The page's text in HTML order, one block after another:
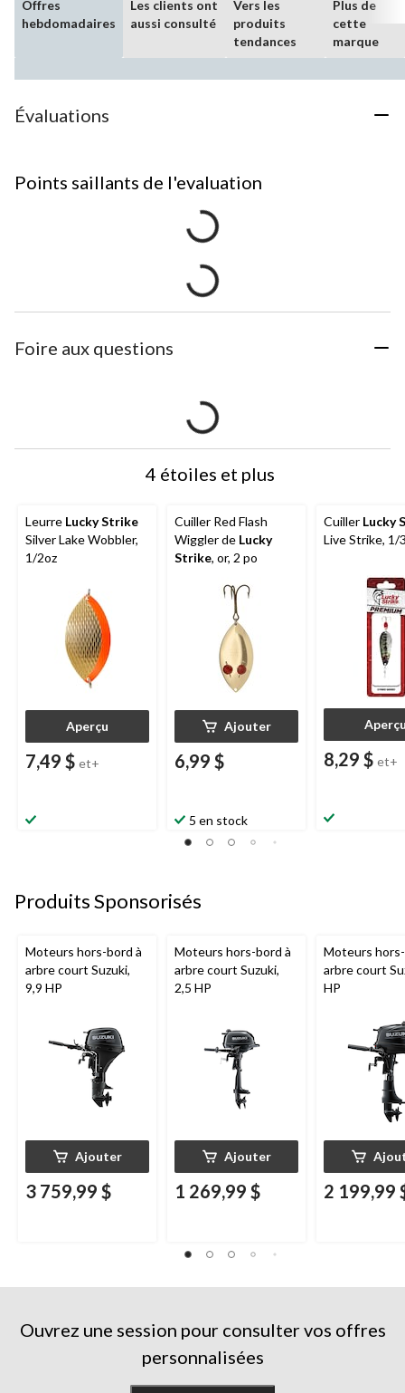
Offres
hebdomadaires
Les clients ont
aussi consulté
Vers les
produits
tendances
Plus de
cette
marque
Évaluations
Points saillants de l'evaluation
Foire aux questions
4 étoiles et plus
Leurre Lucky Strike
Silver Lake Wobbler,
1/2oz
Aperçu
7,49 $ et+
Cuiller Red Flash
Wiggler de Lucky
Strike, or, 2 po
Ajouter
6,99 $
5 en stock
Cuiller Lucky
Live Strike, 1/
8,29 $ et+
Produits Sponsorisés
Moteurs hors-bord à
arbre court Suzuki,
9,9 HP
Ajouter
3 759,99 $
Moteurs hors-bord à
arbre court Suzuki,
2,5 HP
Ajouter
1 269,99 $
Moteurs
arbre court
HP
2 199,99
Ouvrez une session pour consulter vos offres
personnalisées